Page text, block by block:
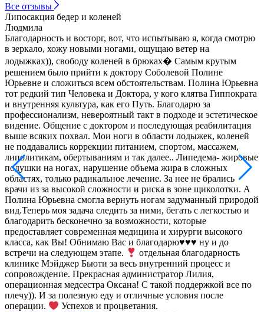
Все отзывы
Липосакция бедер и коленей
Людмила
Благодарность и восторг, вот, что испытываю я, когда смотрю
в зеркало, хожу новыми ногами, ощущаю ветер на
лодыжках)), свободу коленей в брюках� Самым крутым
решением было прийти к доктору Соболевой Полине
Юрьевне и сложиться всем обстоятельствам. Полина Юрьевна
тот редкий тип Человека и Доктора, у кого клятва Гиппократа
и внутренняя культура, как его Путь. Благодарю за
профессионализм, невероятный такт в подходе и эстетическое
видение. Общение с доктором и последующая реабилитация
выше всяких похвал. Мои ноги в области лодыжек, коленей
не поддавались коррекции питанием, спортом, массажем,
липолитикам, обертываниям и так далее.. Липедема- жировые
подушки на ногах, нарушение объема жира в сложных
областях, только радикальное лечение. За нее не брались
врачи из за высокой сложности и риска в зоне щиколотки. А
Полина Юрьевна смогла вернуть ногам задуманный природой
вид.Теперь моя задача следить за ними, бегать с легкостью и
благодарить бесконечно за возможности, которые
предоставляет современная медицина и хирурги высокого
класса, как Вы! Обнимаю Вас и благодарю♥️♥️♥️ ну и до
встречи на следующем этапе.
отдельная благодарность
клинике Мэйджер Бьюти за весь внутренний процесс и
сопровождение. Прекрасная администратор Лилия,
операционная медсестра Оксана! С такой поддержкой все по
плечу)). И за полезную еду и отличные условия после
операции.
Успехов и процветания.